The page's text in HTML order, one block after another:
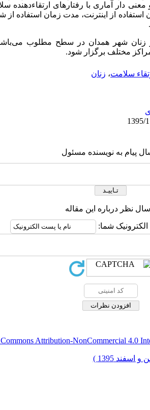
دار آماری با رفتارهای
از اینترنت، مدت زمان استفاده
در زنان شهر همدان در سطح مطلوب
مختلف برگزار شود.
سلامت، زنان
پیام به نویسنده مسئول
نظر درباره این مقاله
شما:
Attribution-NonCommercial 4.0